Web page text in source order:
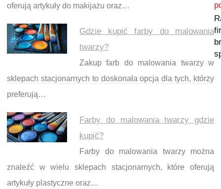
oferują artykuły do makijażu oraz…
Gdzie kupić farby do malowania
twarzy?
Zakup farb do malowania twarzy w
sklepach stacjonarnych to doskonała opcja dla tych, którzy
preferują…
Farby do malowania twarzy gdzie
kupić?
Farby do malowania twarzy można
znaleźć w wielu sklepach stacjonarnych, które oferują
artykuły plastyczne oraz…